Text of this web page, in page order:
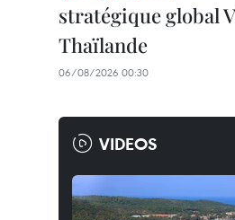
stratégique global
Thaïlande
06/08/2026 00:30
VIDEOS